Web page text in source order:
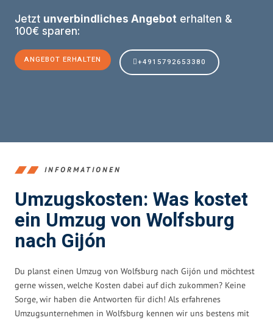
Jetzt unverbindliches Angebot erhalten &
100€ sparen:
ANGEBOT ERHALTEN +4915792653380
INFORMATIONEN
Umzugskosten: Was kostet
ein Umzug von Wolfsburg
nach Gijón
Du planst einen Umzug von Wolfsburg nach Gijón und möchtest
gerne wissen, welche Kosten dabei auf dich zukommen? Keine
Sorge, wir haben die Antworten für dich! Als erfahrenes
Umzugsunternehmen in Wolfsburg kennen wir uns bestens mit